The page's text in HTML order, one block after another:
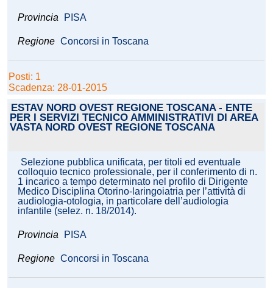
Provincia PISA
Regione Concorsi in Toscana
Posti: 1
Scadenza: 28-01-2015
ESTAV NORD OVEST REGIONE TOSCANA - ENTE
PER I SERVIZI TECNICO AMMINISTRATIVI DI AREA
VASTA NORD OVEST REGIONE TOSCANA
Selezione pubblica unificata, per titoli ed eventuale
colloquio tecnico professionale, per il conferimento di n.
1 incarico a tempo determinato nel profilo di Dirigente
Medico Disciplina Otorino-laringoiatria per l’attività di
audiologia-otologia, in particolare dell’audiologia
infantile (selez. n. 18/2014).
Provincia PISA
Regione Concorsi in Toscana